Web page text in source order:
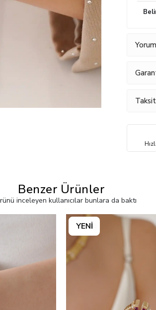
Benzer Ürünler
inceleyen kullanıcılar bunlara da baktı